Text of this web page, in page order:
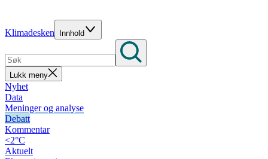
Klimadesken Innhold
Lukk meny
Nyhet
Data
Meninger og analyse
Debatt
Kommentar
<2°C
Aktuelt